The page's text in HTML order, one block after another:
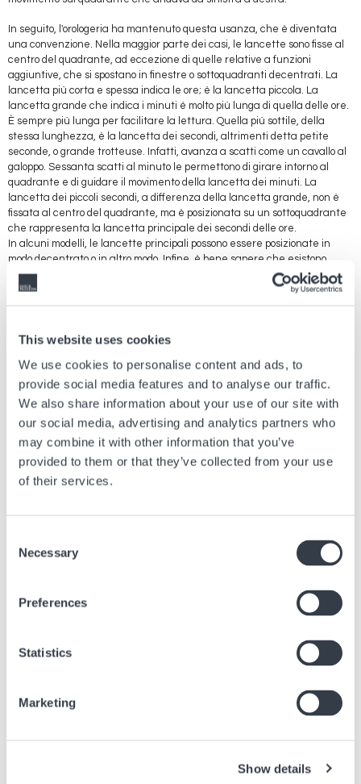
This website uses cookies
We use cookies to personalise content and ads, to
provide social media features and to analyse our traffic.
We also share information about your use of our site with
our social media, advertising and analytics partners who
may combine it with other information that you’ve
provided to them or that they’ve collected from your use
of their services.
Selection
Necessary
Preferences
Statistics
Marketing
Show details
In seguito, l'orologeria ha mantenuto questa usanza, che è diventata
una convenzione. Nella maggior parte dei casi, le lancette sono fisse al
centro del quadrante, ad eccezione di quelle relative a funzioni
aggiuntive, che si spostano in finestre o sottoquadranti decentrati. La
lancetta più corta e spessa indica le ore; è la lancetta piccola. La
lancetta grande che indica i minuti è molto più lunga di quella delle ore.
È sempre più lunga per facilitare la lettura. Quella più sottile, della
stessa lunghezza, è la lancetta dei secondi, altrimenti detta petite
seconde, o grande trotteuse. Infatti, avanza a scatti come un cavallo al
galoppo. Sessanta scatti al minuto le permettono di girare intorno al
quadrante e di guidare il movimento della lancetta dei minuti. La
lancetta dei piccoli secondi, a differenza della lancetta grande, non è
fissata al centro del quadrante, ma è posizionata su un sottoquadrante
che rappresenta la lancetta principale dei secondi delle ore.
In alcuni modelli, le lancette principali possono essere posizionate in
modo decentrato o in altro modo. Infine, è bene sapere che esistono
innumerevoli tipi di lancette dell'orologio: a bastone, a cuore o addirittura
a cerchio. Questo è ciò che fanno gli orologiai, che ancora oggi inventano
Articolo precedente
Tutto quello che c'è da sapere sull'origine del
cronografo
28 Mar, 2025
Consigli
Trova altri articoli sul giornale relativi all'articolo sopra.